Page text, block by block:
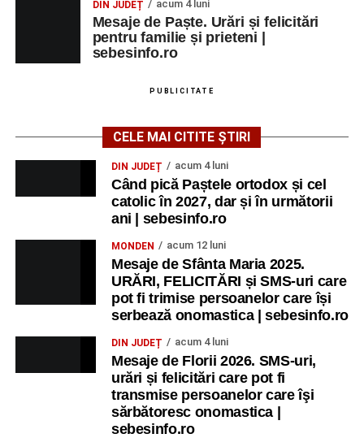
DIN JUDEȚ acum 4 luni
Mesaje de Paște. Urări și felicitări
pentru familie și prieteni |
sebesinfo.ro
PUBLICITATE
CELE MAI CITITE ȘTIRI
DIN JUDEȚ acum 4 luni
Când pică Paștele ortodox și cel
catolic în 2027, dar și în următorii
ani | sebesinfo.ro
MONDEN acum 12 luni
Mesaje de Sfânta Maria 2025.
URĂRI, FELICITĂRI și SMS-uri care
pot fi trimise persoanelor care își
serbează onomastica | sebesinfo.ro
DIN JUDEȚ acum 4 luni
Mesaje de Florii 2026. SMS-uri,
urări și felicitări care pot fi
transmise persoanelor care îşi
sărbătoresc onomastica |
sebesinfo.ro